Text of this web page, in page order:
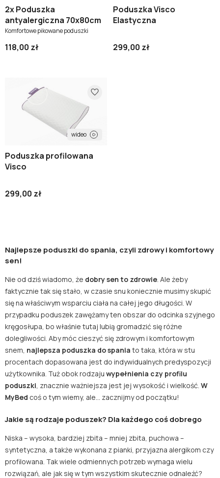
2x Poduszka
antyalergiczna 70x80cm
Komfortowe pikowane poduszki
118,00 zł
Poduszka Visco
Elastyczna
299,00 zł
wideo
Poduszka profilowana
Visco
299,00 zł
Najlepsze poduszki do spania, czyli zdrowy i komfortowy
sen!
Nie od dziś wiadomo, że dobry sen to zdrowie. Ale żeby
faktycznie tak się stało, w czasie snu koniecznie musimy skupić
się na właściwym wsparciu ciała na całej jego długości. W
przypadku poduszek zawężamy ten obszar do odcinka szyjnego
kręgosłupa, bo właśnie tutaj lubią gromadzić się różne
dolegliwości. Aby móc cieszyć się zdrowym i komfortowym
snem, najlepsza poduszka do spania to taka, która w stu
procentach dopasowana jest do indywidualnych predyspozycji
użytkownika. Tuż obok rodzaju wypełnienia czy profilu
poduszki, znacznie ważniejsza jest jej wysokość i wielkość. W
MyBed coś o tym wiemy, ale… zacznijmy od początku!
Jakie są rodzaje poduszek? Dla każdego coś dobrego
Niska – wysoka, bardziej zbita – mniej zbita, puchowa –
syntetyczna, a także wykonana z pianki, przyjazna alergikom czy
profilowana. Tak wiele odmiennych potrzeb wymaga wielu
rozwiązań, ale jak się w tym wszystkim skutecznie odnaleźć?